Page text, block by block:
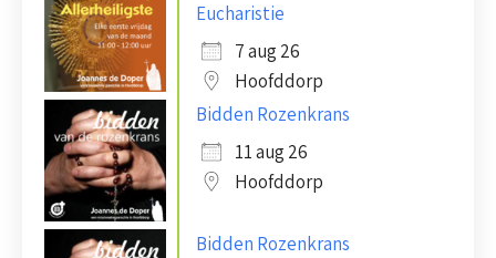
Eucharistie
7 aug 26
Hoofddorp
Bidden Rozenkrans
11 aug 26
Hoofddorp
Bidden Rozenkrans